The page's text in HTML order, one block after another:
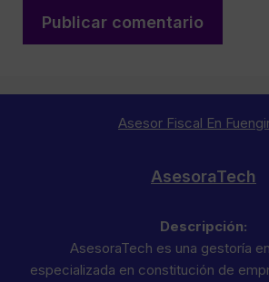
Asesor Fiscal En
AsesoraTech
Descripción:
AsesoraTech es una gestoría
especializada en constitución de